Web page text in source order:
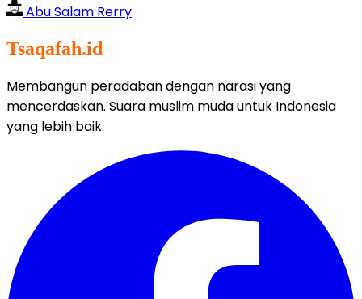
Abu Salam Rerry
Tsaqafah.id
Membangun peradaban dengan narasi yang
mencerdaskan. Suara muslim muda untuk Indonesia
yang lebih baik.